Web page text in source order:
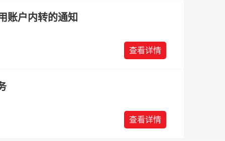
账户内转的通知
查看详情
查看详情